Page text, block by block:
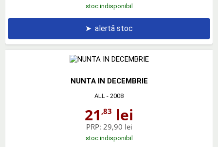
stoc indisponibil
➤ alertă stoc
NUNTA IN DECEMBRIE
ALL - 2008
21 ,83 lei
PRP: 29,90 lei
stoc indisponibil